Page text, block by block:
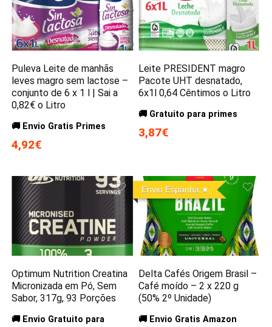
Puleva Leite de manhãs
leves magro sem lactose –
conjunto de 6 x 1 l | Sai a
0,82€ o Litro
🚚 Envio Gratis Primes
4,92€
Leite PRESIDENT magro
Pacote UHT desnatado,
6x1l 0,64 Cêntimos o Litro
🚚 Gratuito para primes
3,87€
Optimum Nutrition Creatina
Micronizada em Pó, Sem
Sabor, 317g, 93 Porções
🚚 Envio Gratuito para
Envio Espanha
Delta Cafés Origem Brasil –
Café moído – 2 x 220 g
(50% 2º Unidade)
🚚 Envio Gratis Amazon